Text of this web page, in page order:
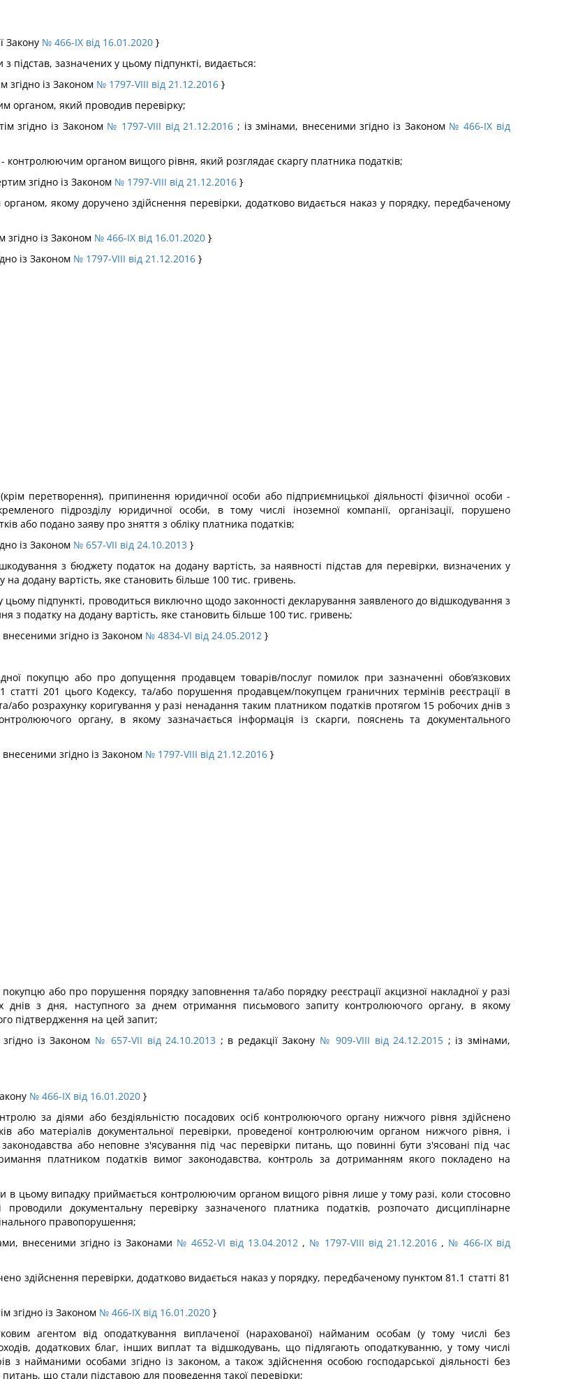
Закону № 466-IX від 16.01.2020 }
підстав, зазначених у цьому підпункті, видається:
згідно із Законом № 1797-VIII від 21.12.2016 }
органом, який проводив перевірку;
згідно із Законом № 1797-VIII від 21.12.2016 ; із змінами, внесеними згідно із Законом № 466-IX від
органом вищого рівня, який розглядає скаргу платника податків;
згідно із Законом № 1797-VIII від 21.12.2016 }
якому доручено здійснення перевірки, додатково видається наказ у порядку, передбаченому
згідно із Законом № 466-IX від 16.01.2020 }
із Законом № 1797-VIII від 21.12.2016 }
перетворення), припинення юридичної особи або підприємницької діяльності фізичної особи -
підрозділу юридичної особи, в тому числі іноземної компанії, організації, порушено
або подано заяву про зняття з обліку платника податків;
із Законом № 657-VII від 24.10.2013 }
з бюджету податок на додану вартість, за наявності підстав для перевірки, визначених у
додану вартість, яке становить більше 100 тис. гривень.
підпункті, проводиться виключно щодо законності декларування заявленого до відшкодування з
з податку на додану вартість, яке становить більше 100 тис. гривень;
згідно із Законом № 4834-VI від 24.05.2012 }
покупцю або про допущення продавцем товарів/послуг помилок при зазначенні обов’язкових
статті 201 цього Кодексу, та/або порушення продавцем/покупцем граничних термінів реєстрації в
або розрахунку коригування у разі ненадання таким платником податків протягом 15 робочих днів з
органу, в якому зазначається інформація із скарги, пояснень та документального
згідно із Законом № 1797-VIII від 21.12.2016 }
або про порушення порядку заповнення та/або порядку реєстрації акцизної накладної у разі
днів з дня, наступного за днем отримання письмового запиту контролюючого органу, в якому
підтвердження на цей запит;
із Законом № 657-VII від 24.10.2013 ; в редакції Закону № 909-VIII від 24.12.2015 ; із змінами,
№ 466-IX від 16.01.2020 }
за діями або бездіяльністю посадових осіб контролюючого органу нижчого рівня здійснено
або матеріалів документальної перевірки, проведеної контролюючим органом нижчого рівня, і
або неповне з'ясування під час перевірки питань, що повинні бути з'ясовані під час
платником податків вимог законодавства, контроль за дотриманням якого покладено на
в цьому випадку приймається контролюючим органом вищого рівня лише у тому разі, коли стосовно
документальну перевірку зазначеного платника податків, розпочато дисциплінарне
правопорушення;
внесеними згідно із Законами № 4652-VI від 13.04.2012 , № 1797-VIII від 21.12.2016 , № 466-IX від
здійснення перевірки, додатково видається наказ у порядку, передбаченому пунктом 81.1 статті 81
згідно із Законом № 466-IX від 16.01.2020 }
агентом від оподаткування виплаченої (нарахованої) найманим особам (у тому числі без
додаткових благ, інших виплат та відшкодувань, що підлягають оподаткуванню, у тому числі
з найманими особами згідно із законом, а також здійснення особою господарської діяльності без
що стали підставою для проведення такої перевірки;